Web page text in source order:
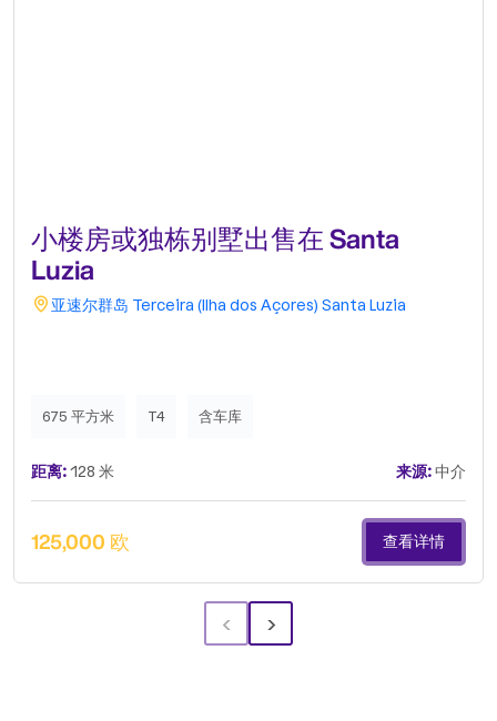
小楼房或独栋别墅出售在 Santa
Luzia
亚速尔群岛 Terceira (Ilha dos Açores) Santa Luzia
675 平方米 T4 含车库
距离:128 米 来源:中介
125,000 欧 查看详情
‹ ›